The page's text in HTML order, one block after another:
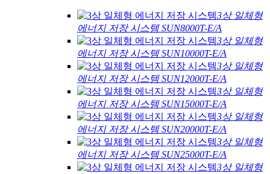
3상 일체형
에너지 저장 시스템 SUN8000T-E/A
3상 일체형
에너지 저장 시스템 SUN10000T-E/A
3상 일체형
에너지 저장 시스템 SUN12000T-E/A
3상 일체형
에너지 저장 시스템 SUN15000T-E/A
3상 일체형
에너지 저장 시스템 SUN20000T-E/A
3상 일체형
에너지 저장 시스템 SUN25000T-E/A
3상 일체형